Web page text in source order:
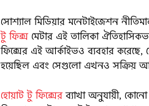
সোশ্যাল মিডিয়ার মনেটাইজেশন
টু ফিক্স মেটার এই তালিকা
ফিক্সের এই আর্কাইভও ব্যবহার করেছে,
হয়েছিল এবং সেগুলো এখনও সক্রিয়
হোয়াট টু ফিক্সেরব্যাখা অনুযায়ী, কোনো